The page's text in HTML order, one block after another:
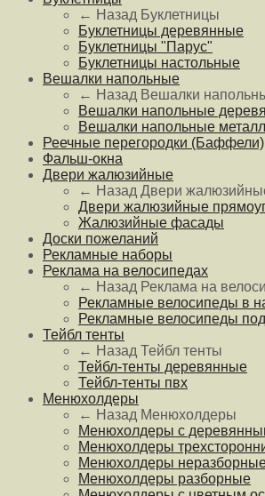
← Назад Буклетницы
Буклетницы деревянные
Буклетницы "Парус"
Буклетницы настольные
Вешалки напольные
← Назад Вешалки
Вешалки напольные
Вешалки напольные
Реечные перегородки (Баффели)
Фальш-окна
Двери жалюзийные
← Назад Двери
Двери жалюзийные
Жалюзийные фасады
Доски пожеланий
Рекламные наборы
Реклама на велосипедах
← Назад Реклама на
Рекламные велосипеды в
Рекламные велосипеды под
Тейбл тенты
← Назад Тейбл тенты
Тейбл-тенты деревянные
Тейбл-тенты пвх
Менюхолдеры
← Назад Менюхолдеры
Менюхолдеры с
Менюхолдеры
Менюхолдеры
Менюхолдеры разборные